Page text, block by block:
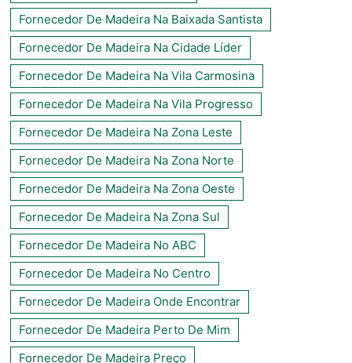
Fornecedor De Madeira Na Baixada Santista
Fornecedor De Madeira Na Cidade Líder
Fornecedor De Madeira Na Vila Carmosina
Fornecedor De Madeira Na Vila Progresso
Fornecedor De Madeira Na Zona Leste
Fornecedor De Madeira Na Zona Norte
Fornecedor De Madeira Na Zona Oeste
Fornecedor De Madeira Na Zona Sul
Fornecedor De Madeira No ABC
Fornecedor De Madeira No Centro
Fornecedor De Madeira Onde Encontrar
Fornecedor De Madeira Perto De Mim
Fornecedor De Madeira Preço